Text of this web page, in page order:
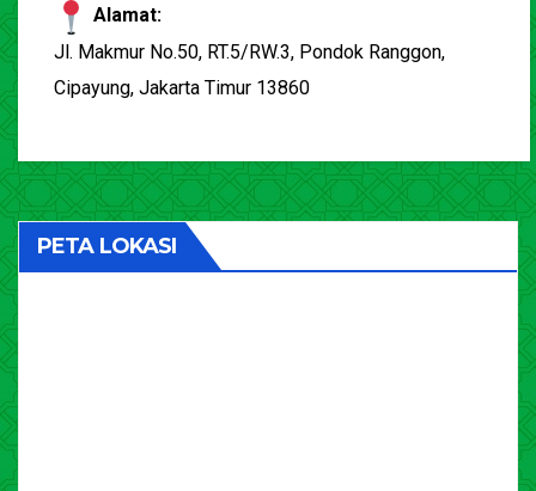
Alamat:
Jl. Makmur No.50, RT.5/RW.3, Pondok Ranggon,
Cipayung, Jakarta Timur 13860
PETA LOKASI